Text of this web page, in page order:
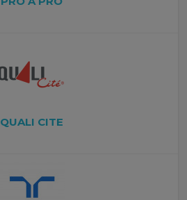
QUALI CITE